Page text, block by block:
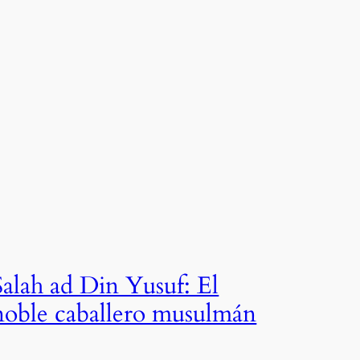
ad Din Yusuf: El
caballero musulmán